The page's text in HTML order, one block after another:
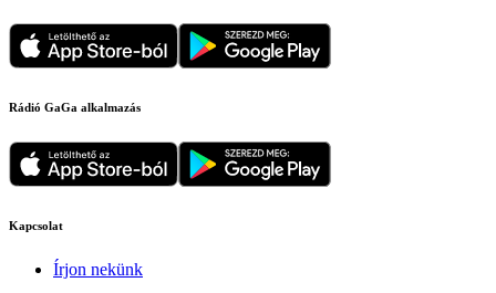
Rádió GaGa alkalmazás
Kapcsolat
Írjon nekünk